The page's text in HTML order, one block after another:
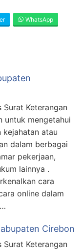
WhatsApp
Surat Keterangan
untuk mengetahui
atau
dalam berbagai
pekerjaan,
lainnya .
cara
online dalam
Cirebon
Surat Keterangan